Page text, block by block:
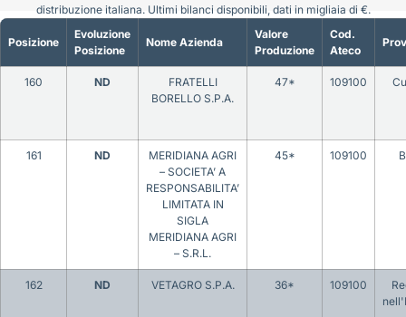
Posizione
Evoluzione
Posizione
Nome Azienda
Valore
Produzione
Cod.
Ateco
160 ND
FRATELLI
BORELLO S.P.A.
47* 109100
161 ND
MERIDIANA AGRI
– SOCIETA’ A
RESPONSABILITA’
LIMITATA IN
SIGLA
MERIDIANA AGRI
– S.R.L.
45* 109100
162 ND VETAGRO S.P.A. 36* 109100
distribuzione italiana. Ultimi bilanci disponibili, dati in migliaia di €.